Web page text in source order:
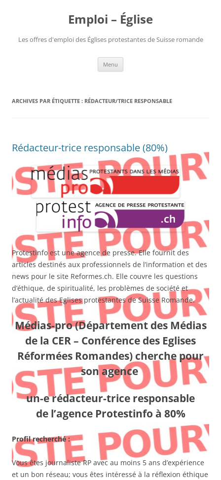
Emploi – Église
Les offres d'emploi des Églises protestantes de Suisse romande
Menu
ARCHIVES PAR ÉTIQUETTE : RÉDACTEUR/TRICE RESPONSABLE
Rédacteur-trice responsable (80%)
Protestinfo est une agence de presse. Elle fournit des
articles destinés aux professionnels de l’information et des
news pour le site Reformes.ch. Elle couvre les questions
d’éthique, de spiritualité, les problèmes de société et
l’actualité des Eglises protestantes de Suisse Romande.
Médias-pro(Département des Médias
de la CER – Conférence des Eglises
Réformées Romandes) cherche pour
son agence
un-e rédacteur-trice responsable
de l’agence Protestinfo à 80%
Profil recherché :
Vous êtes journaliste RP avec au moins 5 ans d’expérience
et un bon réseau; vous êtes intéressé à la réflexion éthique